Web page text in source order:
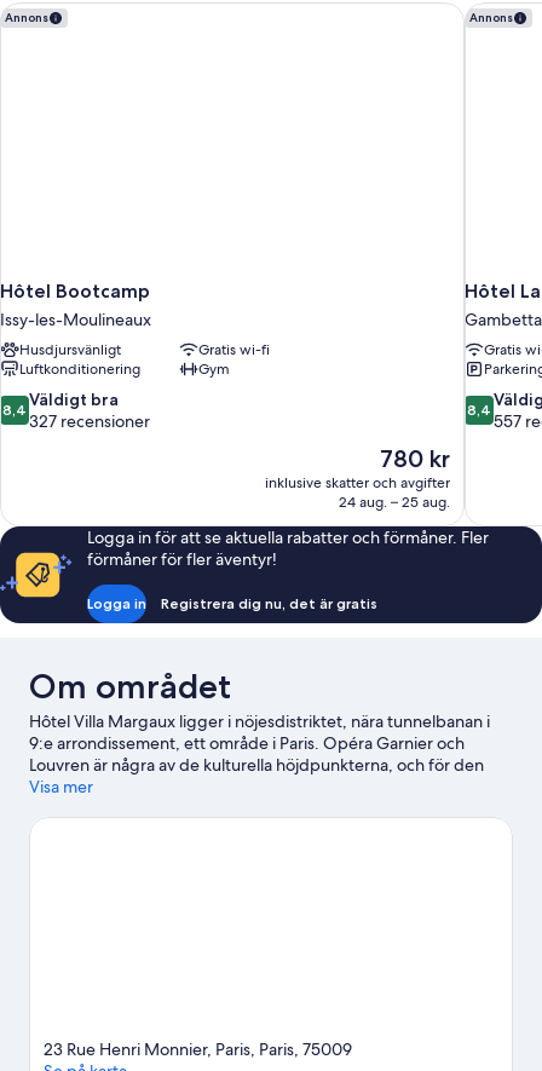
Annons
Hôtel Bootcamp
Issy-les-Moulineaux
Husdjursvänligt
Gratis wi-fi
Luftkonditionering
Gym
8.4
av
327 recensioner
8,4 Väldigt bra
327 recensioner
Priset
är
780 kr
780 kr
inklusive skatter och avgifter
24 aug. – 25 aug.
Hôtel Bootcamp Annons
Hôtel
Gambetta
Gratis
8.4
av
557
8,4
557
Hôtel La
Logga in för att se aktuella rabatter och förmåner. Fler
förmåner för fler äventyr!
Logga in Registrera dig nu, det är gratis
Om området
Hôtel Villa Margaux ligger i nöjesdistriktet, nära tunnelbanan i
9:e arrondissement, ett område i Paris. Opéra Garnier och
Louvren är några av de kulturella höjdpunkterna, och för den
som gillar att shoppa rekommenderas Galeries Lafayette och
riktigt trevlig utekväll, och missa inte Tuilerierna, en av områdets
Visa mer
23 Rue Henri Monnier, Paris, Paris, 75009